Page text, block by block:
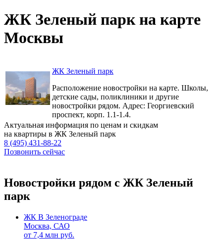
ЖК Зеленый парк на карте
Москвы
ЖК Зеленый парк
Расположение новостройки на карте. Школы,
детские сады, поликлиники и другие
новостройки рядом. Адрес: Георгиевский
проспект, корп. 1.1-1.4.
Актуальная информация по ценам и скидкам
на квартиры в ЖК Зеленый парк
8 (495) 431-88-22
Позвонить сейчас
Новостройки рядом с ЖК Зеленый
парк
ЖК В Зеленограде
Москва, САО
от 7,4 млн руб.